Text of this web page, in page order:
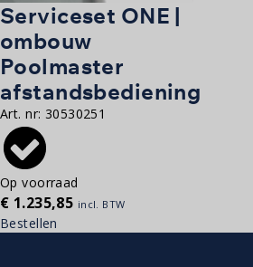
Serviceset ONE |
ombouw
Poolmaster
afstandsbediening
Art. nr: 30530251
Op voorraad
€ 1.235,85 incl. BTW
Bestellen